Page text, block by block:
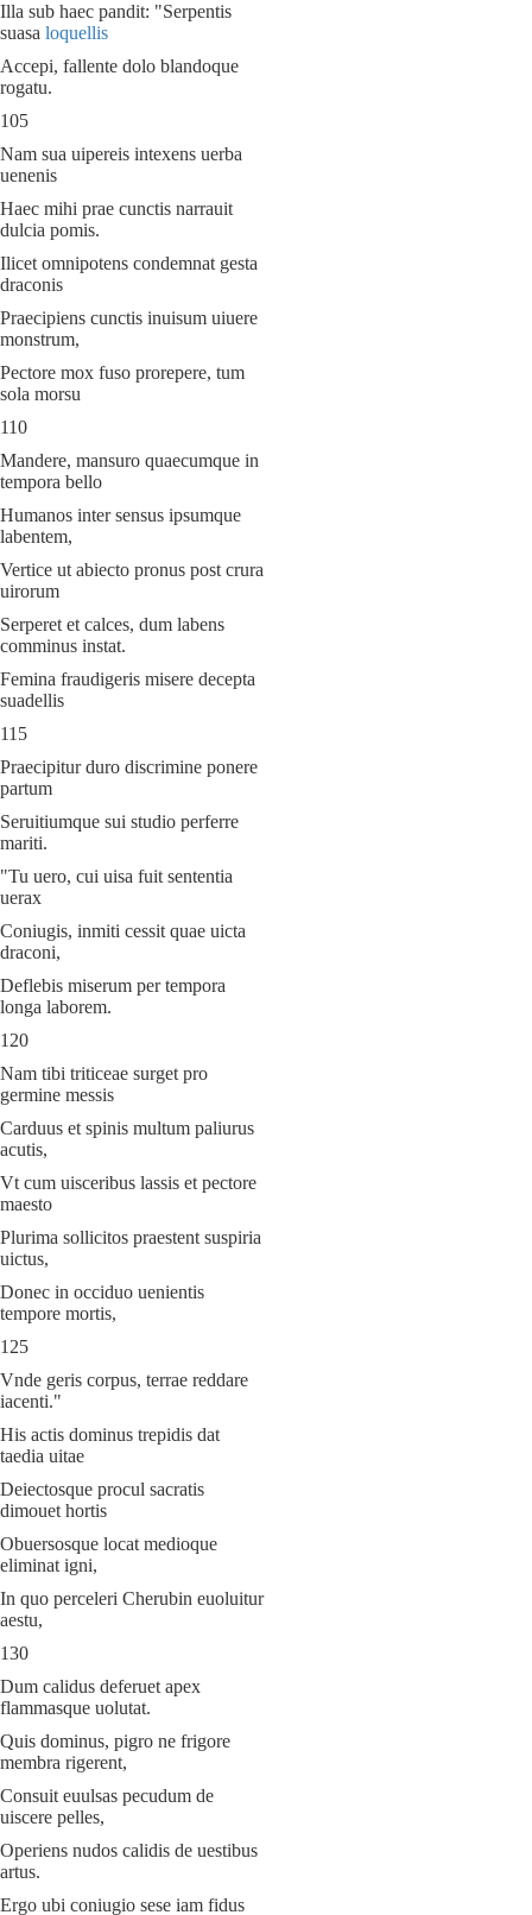
Illa sub haec pandit: "Serpentis
suasa loquellis
Accepi, fallente dolo blandoque
rogatu.
105
Nam sua uipereis intexens uerba
uenenis
Haec mihi prae cunctis narrauit
dulcia pomis.
Ilicet omnipotens condemnat gesta
draconis
Praecipiens cunctis inuisum uiuere
monstrum,
Pectore mox fuso prorepere, tum
sola morsu
110
Mandere, mansuro quaecumque in
tempora bello
Humanos inter sensus ipsumque
labentem,
Vertice ut abiecto pronus post crura
uirorum
Serperet et calces, dum labens
comminus instat.
Femina fraudigeris misere decepta
suadellis
115
Praecipitur duro discrimine ponere
partum
Seruitiumque sui studio perferre
mariti.
"Tu uero, cui uisa fuit sententia
uerax
Coniugis, inmiti cessit quae uicta
draconi,
Deflebis miserum per tempora
longa laborem.
120
Nam tibi triticeae surget pro
germine messis
Carduus et spinis multum paliurus
acutis,
Vt cum uisceribus lassis et pectore
maesto
Plurima sollicitos praestent suspiria
uictus,
Donec in occiduo uenientis
tempore mortis,
125
Vnde geris corpus, terrae reddare
iacenti."
His actis dominus trepidis dat
taedia uitae
Deiectosque procul sacratis
dimouet hortis
Obuersosque locat medioque
eliminat igni,
In quo perceleri Cherubin euoluitur
aestu,
130
Dum calidus deferuet apex
flammasque uolutat.
Quis dominus, pigro ne frigore
membra rigerent,
Consuit euulsas pecudum de
uiscere pelles,
Operiens nudos calidis de uestibus
artus.
Ergo ubi coniugio sese iam fidus